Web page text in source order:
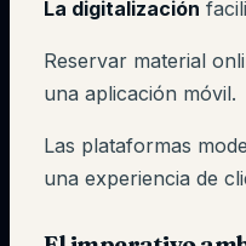
La digitalización
Reservar material
una aplicación móvil.
Las plataformas
una experiencia de